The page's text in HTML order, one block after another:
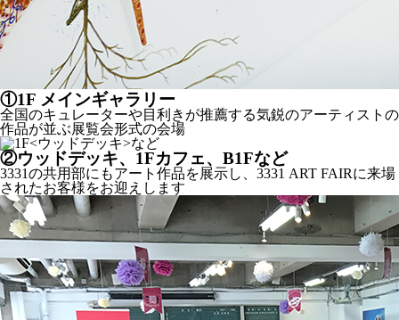
①1F メインギャラリー
全国のキュレーターや目利きが推薦する気鋭のアーティストの
作品が並ぶ展覧会形式の会場
②ウッドデッキ、1Fカフェ、B1Fなど
3331の共用部にもアート作品を展示し、3331 ART FAIRに来場
されたお客様をお迎えします